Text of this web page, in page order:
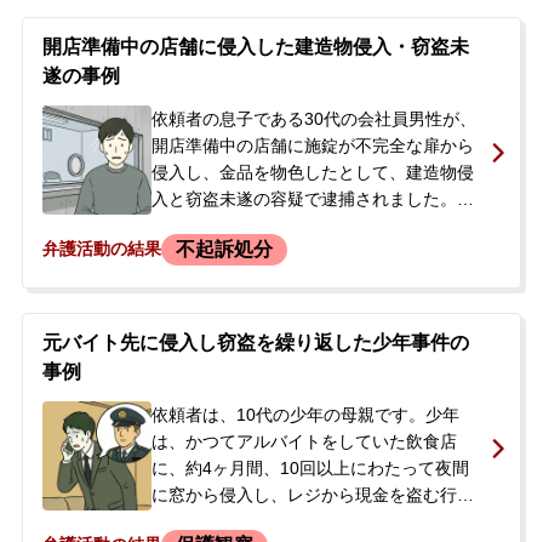
けたいという強い思いから、私選弁護人へ
の切り替えを希望して当事務所に相談され
で、ご家族とも疎遠であるというご事情が
ありました。
開店準備中の店舗に侵入した建造物侵入・窃盗未
遂の事例
依頼者の息子である30代の会社員男性が、
開店準備中の店舗に施錠が不完全な扉から
侵入し、金品を物色したとして、建造物侵
入と窃盗未遂の容疑で逮捕されました。男
後、勾留決定がなされたことを受け、ご両
示談を含めた弁護活動を依頼されました。
弁護活動の結果 不起訴処分
元バイト先に侵入し窃盗を繰り返した少年事件の
事例
依頼者は、10代の少年の母親です。少年
は、かつてアルバイトをしていた飲食店
に、約4ヶ月間、10回以上にわたって夜間
に窓から侵入し、レジから現金を盗む行為